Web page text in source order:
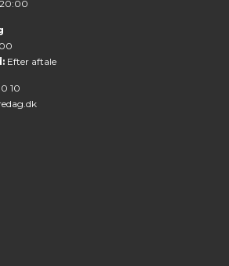
Efter aftale
10